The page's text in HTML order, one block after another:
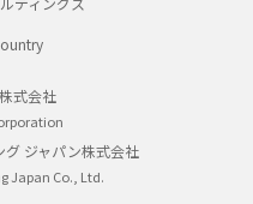
式会社
グ ジャパン株式会社
Japan Co., Ltd.